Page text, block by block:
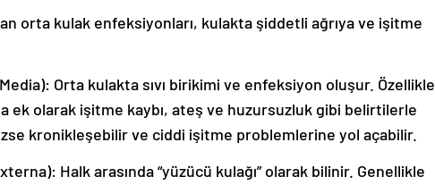
orta kulak enfeksiyonları, kulakta şiddetli ağrıya ve işitme
Orta kulakta sıvı birikimi ve enfeksiyon oluşur. Özellikle
ek olarak işitme kaybı, ateş ve huzursuzluk gibi belirtilerle
kronikleşebilir ve ciddi işitme problemlerine yol açabilir.
Halk arasında “yüzücü kulağı” olarak bilinir. Genellikle